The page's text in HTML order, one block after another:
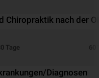
Chiropraktik nach der
Tage 60
Diagnosen